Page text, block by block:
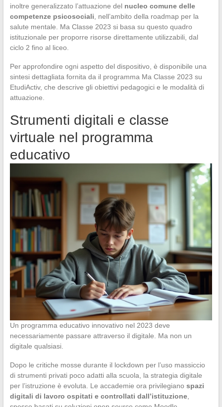
inoltre generalizzato l’attuazione del nucleo comune delle
competenze psicosociali , nell’ambito della roadmap per la
salute mentale. Ma Classe 2023 si basa su questo quadro
istituzionale per proporre risorse direttamente utilizzabili, dal
ciclo 2 fino al liceo.
Per approfondire ogni aspetto del dispositivo, è disponibile una
sintesi dettagliata fornita da il programma Ma Classe 2023 su
EtudiActiv, che descrive gli obiettivi pedagogici e le modalità di
attuazione.
Strumenti digitali e classe
virtuale nel programma
educativo
Un programma educativo innovativo nel 2023 deve
necessariamente passare attraverso il digitale. Ma non un
digitale qualsiasi.
Dopo le critiche mosse durante il lockdown per l’uso massiccio
di strumenti privati poco adatti alla scuola, la strategia digitale
per l’istruzione è evoluta. Le accademie ora privilegiano spazi
digitali di lavoro ospitati e controllati dall’istituzione,